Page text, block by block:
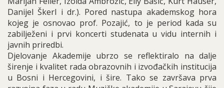
Danijel Škerl i dr.). Pored nastupa akademskog hora
kojeg je osnovao prof. Pozajić, to je period kada su
zabilježeni i prvi koncerti studenata u vidu internih i
javnih priredbi.
Djelovanje Akademije ubrzo se reflektiralo na dalje
širenje i kvalitet rada obrazovnih i izvođačkih institucija
u Bosni i Hercegovini, i šire. Tako se završava prva